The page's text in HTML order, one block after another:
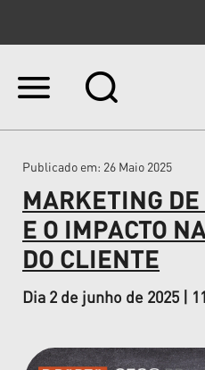
Ir
Ir
navegação
Publicado em: 26 Maio 2025
MARKETING
E O IMPACTO
DO CLIENTE
Dia 2 de junho de 2025 |